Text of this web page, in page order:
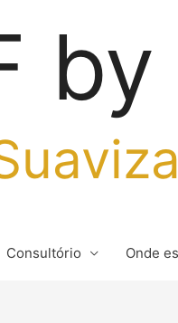
Consultório Onde